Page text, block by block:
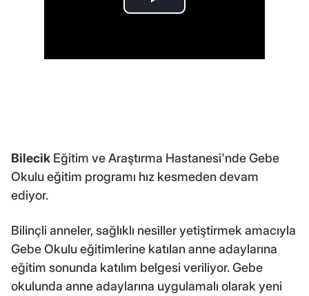
Bilecik Eğitim ve Araştırma Hastanesi'nde Gebe
Okulu eğitim programı hız kesmeden devam
ediyor.
Bilinçli anneler, sağlıklı nesiller yetiştirmek amacıyla
Gebe Okulu eğitimlerine katılan anne adaylarına
eğitim sonunda katılım belgesi veriliyor. Gebe
okulunda anne adaylarına uygulamalı olarak yeni